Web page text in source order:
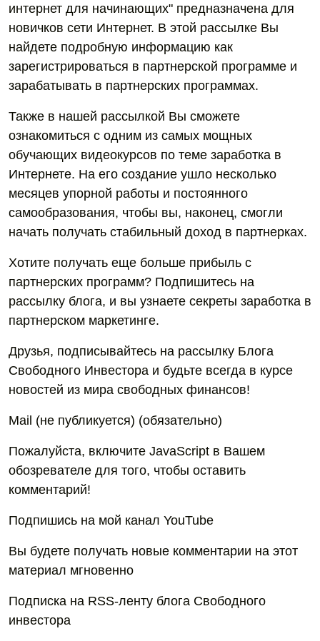
интернет для начинающих" предназначена для
новичков сети Интернет. В этой рассылке Вы
найдете подробную информацию как
зарегистрироваться в партнерской программе и
зарабатывать в партнерских программах.
Также в нашей рассылкой Вы сможете
ознакомиться с одним из самых мощных
обучающих видеокурсов по теме заработка в
Интернете. На его создание ушло несколько
месяцев упорной работы и постоянного
самообразования, чтобы вы, наконец, смогли
начать получать стабильный доход в партнерках.
Хотите получать еще больше прибыль с
партнерских программ? Подпишитесь на
рассылку блога, и вы узнаете секреты заработка в
партнерском маркетинге.
Друзья, подписывайтесь на рассылку Блога
Свободного Инвестора и будьте всегда в курсе
новостей из мира свободных финансов!
Mail (не публикуется) (обязательно)
Пожалуйста, включите JavaScript в Вашем
обозревателе для того, чтобы оставить
комментарий!
Подпишись на мой канал YouTube
Вы будете получать новые комментарии на этот
материал мгновенно
Подписка на RSS-ленту блога Свободного
инвестора